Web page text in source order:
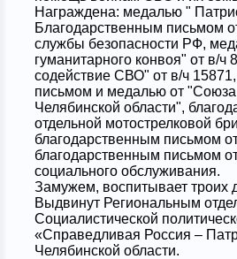
Награждена: медалью "
Благодарственным письмом
службы безопасности РФ,
гуманитарного конвоя" от в/
содействие СВО" от в/ч
письмом и медалью от
Челябинской области",
отдельной мотострелковой
благодарственным письмом
благодарственным письмом
социального обслуживания.
Замужем, воспитывает троих
Выдвинут Региональным
Социалистической
«Справедливая Россия –
Челябинской области.